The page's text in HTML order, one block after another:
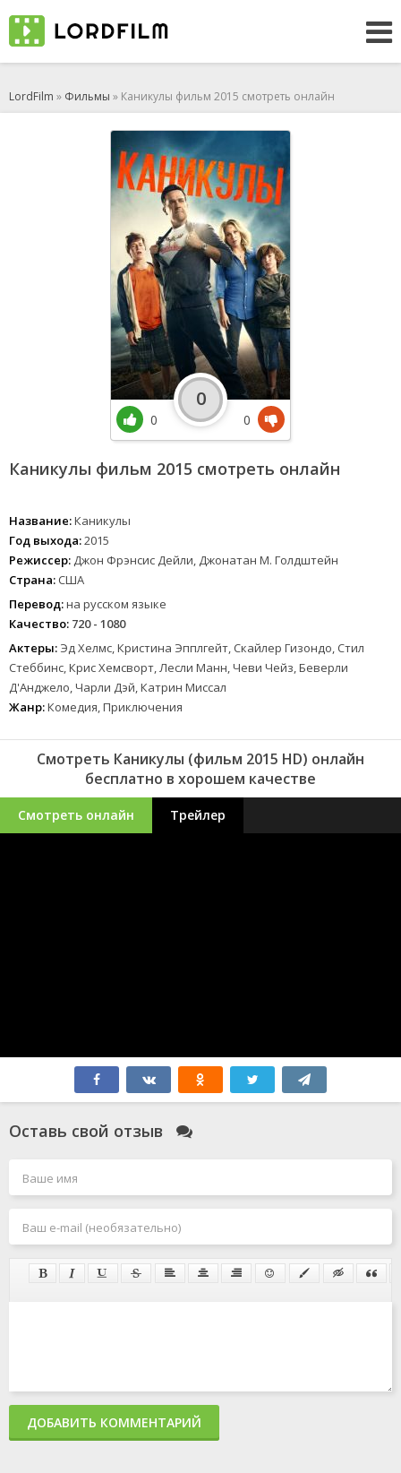
LordFilm » Фильмы » Каникулы фильм 2015 смотреть онлайн
Каникулы фильм 2015 смотреть онлайн
Название:Каникулы
Год выхода:2015
Режиссер: Джон Фрэнсис Дейли, Джонатан М. Голдштейн
Страна: США
Перевод:на русском языке
Качество: 720 - 1080
Актеры: Эд Хелмс, Кристина Эпплгейт, Скайлер Гизондо, Стил
Стеббинс, Крис Хемсворт, Лесли Манн, Чеви Чейз, Беверли
Д'Анджело, Чарли Дэй, Катрин Миссал
Жанр:Комедия, Приключения
0
0
0
Смотреть Каникулы (фильм 2015 HD) онлайн
бесплатно в хорошем качестве
Смотреть онлайн Трейлер
Оставь свой отзыв
ДОБАВИТЬ КОММЕНТАРИЙ